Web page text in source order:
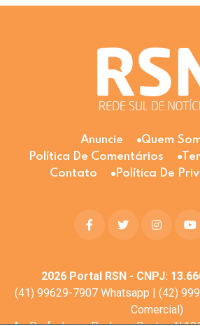
Anuncie
Quem
Política De Comentários
Contato
Política De
2026Portal RSN - CNPJ:
(41) 99629-7907 Whatsapp | (42)
Comercial)